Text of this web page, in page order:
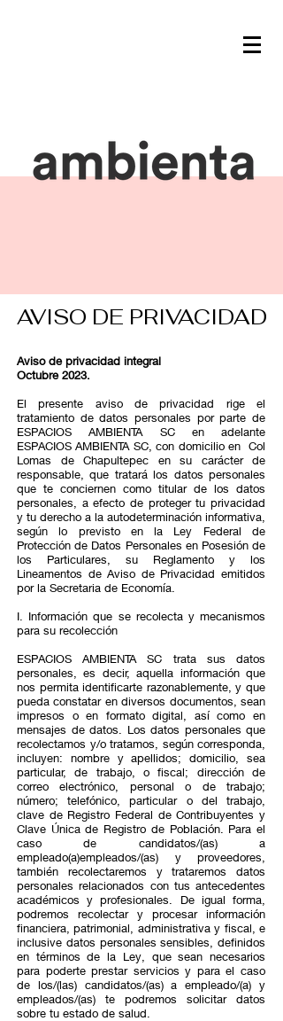
AVISO DE PRIVACIDAD
Aviso de privacidad integral
Octubre 2023.
El presente aviso de privacidad rige el
tratamiento de datos personales por parte de
ESPACIOS AMBIENTA SC en adelante
ESPACIOS AMBIENTA SC, con domicilio en Col
Lomas de Chapultepec en su carácter de
responsable, que tratará los datos personales
que te conciernen como titular de los datos
personales, a efecto de proteger tu privacidad
y tu derecho a la autodeterminación informativa,
según lo previsto en la Ley Federal de
Protección de Datos Personales en Posesión de
los Particulares, su Reglamento y los
Lineamentos de Aviso de Privacidad emitidos
por la Secretaria de Economía.
I. Información que se recolecta y mecanismos
para su recolección
ESPACIOS AMBIENTA SC trata sus datos
personales, es decir, aquella información que
nos permita identificarte razonablemente, y que
pueda constatar en diversos documentos, sean
impresos o en formato digital, así como en
mensajes de datos. Los datos personales que
recolectamos y/o tratamos, según corresponda,
incluyen: nombre y apellidos; domicilio, sea
particular, de trabajo, o fiscal; dirección de
correo electrónico, personal o de trabajo;
número; telefónico, particular o del trabajo,
clave de Registro Federal de Contribuyentes y
Clave Única de Registro de Población. Para el
caso de candidatos/(as) a
empleado(a)empleados/(as) y proveedores,
también recolectaremos y trataremos datos
personales relacionados con tus antecedentes
académicos y profesionales. De igual forma,
podremos recolectar y procesar información
financiera, patrimonial, administrativa y fiscal, e
inclusive datos personales sensibles, definidos
en términos de la Ley, que sean necesarios
para poderte prestar servicios y para el caso
de los/(las) candidatos/(as) a empleado/(a) y
empleados/(as) te podremos solicitar datos
sobre tu estado de salud.